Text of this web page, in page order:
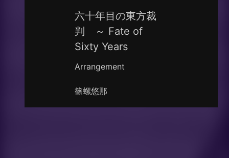
六十年目の東方裁
判 ～ Fate of
Sixty Years
Arrangement
篠螺悠那